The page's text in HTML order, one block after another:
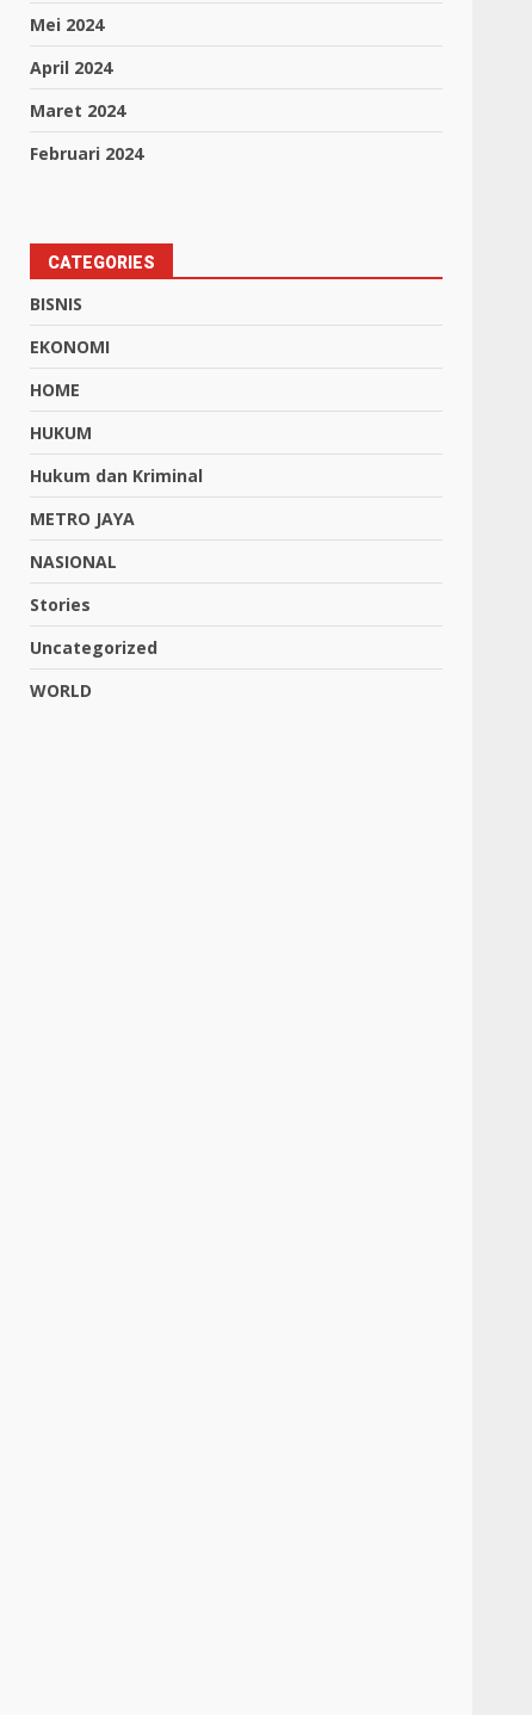
Mei 2024
April 2024
Maret 2024
Februari 2024
CATEGORIES
BISNIS
EKONOMI
HOME
HUKUM
Hukum dan Kriminal
METRO JAYA
NASIONAL
Stories
Uncategorized
WORLD